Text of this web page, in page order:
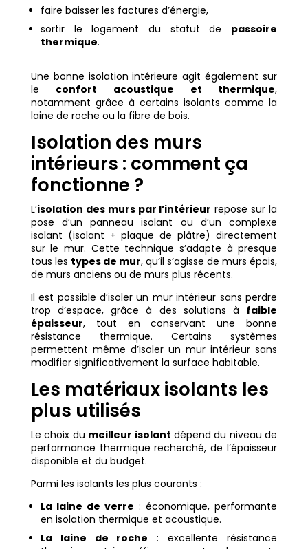
faire baisser les factures d’énergie,
sortir le logement du statut de passoire
thermique.
Une bonne isolation intérieure agit également sur
le confort acoustique et thermique,
notamment grâce à certains isolants comme la
laine de roche ou la fibre de bois.
Isolation des murs
intérieurs : comment ça
fonctionne ?
L’isolation des murs par l’intérieur repose sur la
pose d’un panneau isolant ou d’un complexe
isolant (isolant + plaque de plâtre) directement
sur le mur. Cette technique s’adapte à presque
tous les types de mur, qu’il s’agisse de murs épais,
de murs anciens ou de murs plus récents.
Il est possible d’isoler un mur intérieur sans perdre
trop d’espace, grâce à des solutions à faible
épaisseur, tout en conservant une bonne
résistance thermique. Certains systèmes
permettent même d’isoler un mur intérieur sans
modifier significativement la surface habitable.
Les matériaux isolants les
plus utilisés
Le choix du meilleur isolant dépend du niveau de
performance thermique recherché, de l’épaisseur
disponible et du budget.
Parmi les isolants les plus courants :
La laine de verre : économique, performante
en isolation thermique et acoustique.
La laine de roche : excellente résistance